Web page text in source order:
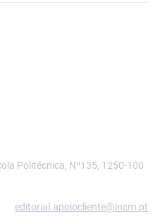
Politécnica, Nº135, 1250-100
editorial.apoiocliente@incm.pt